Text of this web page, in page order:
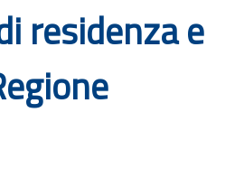
residenza e